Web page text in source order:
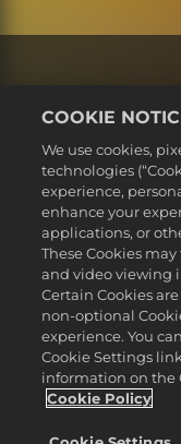
不
©2016-2026 Take-
Civilization, and their
COOKIE
We use cookies,
technologies
experience,
enhance your
applications, or
These Cookies
and video viewing
Certain Cookies
non-optional
experience. You
Cookie Settings
information on the
Cookie Policy